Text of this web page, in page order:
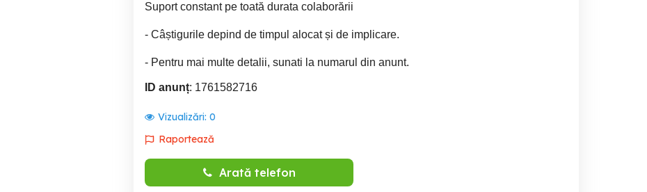
Suport constant pe toată durata colaborării
- Câștigurile depind de timpul alocat și de implicare.
- Pentru mai multe detalii, sunati la numarul din anunt.
ID anunț: 1761582716
Vizualizări: 0
Raportează
Arată telefon